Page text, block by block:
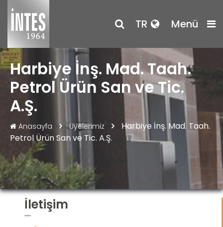
TR Menü
Harbiye İnş. Mad. Taah.
Petrol Ürün San ve Tic.
A.Ş.
Anasayfa Üyelerimiz
Harbiye İnş. Mad. Taah.
Petrol Ürün San ve Tic. A.Ş.
İletişim